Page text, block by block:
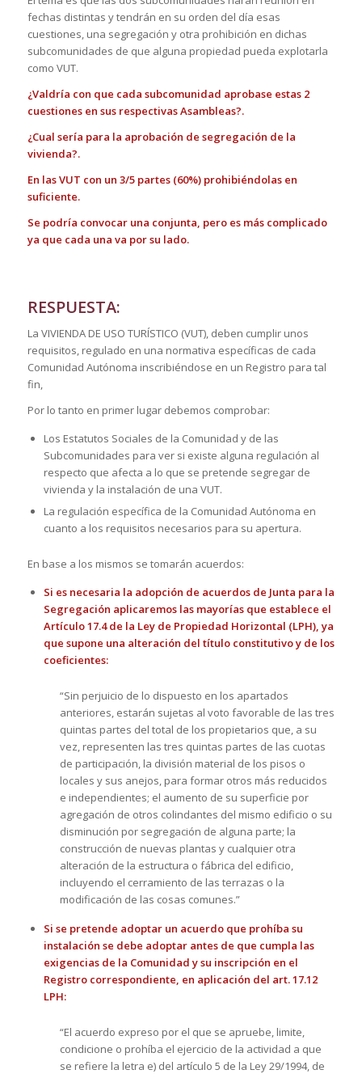
fechas distintas y tendrán en su orden del día esas
cuestiones, una segregación y otra prohibición en dichas
subcomunidades de que alguna propiedad pueda explotarla
como VUT.
¿Valdría con que cada subcomunidad aprobase estas 2
cuestiones en sus respectivas Asambleas?.
¿Cual sería para la aprobación de segregación de la
vivienda?.
En las VUT con un 3/5 partes (60%) prohibiéndolas en
suficiente.
Se podría convocar una conjunta, pero es más complicado
ya que cada una va por su lado.
RESPUESTA:
La VIVIENDA DE USO TURÍSTICO (VUT), deben cumplir unos
requisitos, regulado en una normativa específicas de cada
Comunidad Autónoma inscribiéndose en un Registro para tal
fin,
Por lo tanto en primer lugar debemos comprobar:
Los Estatutos Sociales de la Comunidad y de las
Subcomunidades para ver si existe alguna regulación al
respecto que afecta a lo que se pretende segregar de
vivienda y la instalación de una VUT.
La regulación específica de la Comunidad Autónoma en
cuanto a los requisitos necesarios para su apertura.
En base a los mismos se tomarán acuerdos:
Si es necesaria la adopción de acuerdos de Junta para la
Segregación aplicaremos las mayorías que establece el
Artículo 17.4 de la Ley de Propiedad Horizontal (LPH), ya
que supone una alteración del título constitutivo y de los
coeficientes:
“Sin perjuicio de lo dispuesto en los apartados
anteriores, estarán sujetas al voto favorable de las tres
quintas partes del total de los propietarios que, a su
vez, representen las tres quintas partes de las cuotas
de participación, la división material de los pisos o
locales y sus anejos, para formar otros más reducidos
e independientes; el aumento de su superficie por
agregación de otros colindantes del mismo edificio o su
disminución por segregación de alguna parte; la
construcción de nuevas plantas y cualquier otra
alteración de la estructura o fábrica del edificio,
incluyendo el cerramiento de las terrazas o la
modificación de las cosas comunes.”
Si se pretende adoptar un acuerdo que prohíba su
instalación se debe adoptar antes de que cumpla las
exigencias de la Comunidad y su inscripción en el
Registro correspondiente, en aplicación del art. 17.12
LPH:
“El acuerdo expreso por el que se apruebe, limite,
condicione o prohíba el ejercicio de la actividad a que
se refiere la letra e) del artículo 5 de la Ley 29/1994, de